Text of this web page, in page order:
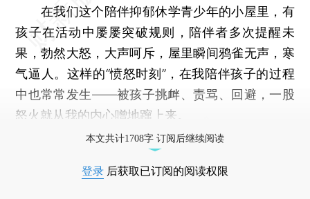
在我们这个陪伴抑郁休学青少年的小屋里，有
孩子在活动中屡屡突破规则，陪伴者多次提醒未
果，勃然大怒，大声呵斥，屋里瞬间鸦雀无声，寒
气逼人。这样的“愤怒时刻”，在我陪伴孩子的过程
中也常常发生——被孩子挑衅、责骂、回避，一股
怒火就从我的内心噌地蹿上来。
本文共计1708字 订阅后继续阅读
登录 后获取已订阅的阅读权限